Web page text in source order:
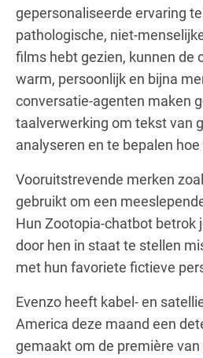
gepersonaliseerde ervaring
pathologische, niet-
films hebt gezien, kunnen de
warm, persoonlijk en bijna
conversatie-agenten maken
taalverwerking om tekst van
analyseren en te bepalen
Vooruitstrevende merken
gebruikt om een
Hun Zootopia-chatbot betrok
door hen in staat te stellen
met hun favoriete fictieve
Evenzo heeft kabel- en
America deze maand een
gemaakt om de première